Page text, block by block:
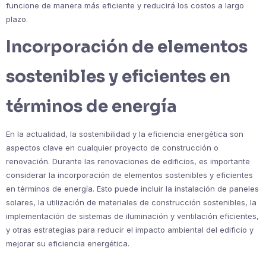
funcione de manera más eficiente y reducirá los costos a largo
plazo.
Incorporación de elementos
sostenibles y eficientes en
términos de energía
En la actualidad, la sostenibilidad y la eficiencia energética son
aspectos clave en cualquier proyecto de construcción o
renovación. Durante las renovaciones de edificios, es importante
considerar la incorporación de elementos sostenibles y eficientes
en términos de energía. Esto puede incluir la instalación de paneles
solares, la utilización de materiales de construcción sostenibles, la
implementación de sistemas de iluminación y ventilación eficientes,
y otras estrategias para reducir el impacto ambiental del edificio y
mejorar su eficiencia energética.